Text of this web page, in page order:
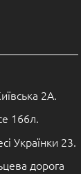
2А.
166л.
Українки 23.
дорога